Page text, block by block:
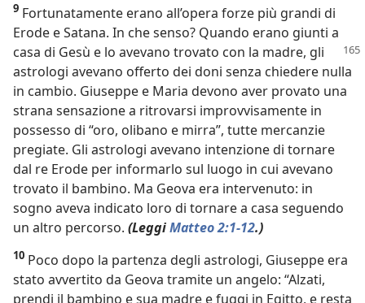
9 Fortunatamente erano all’opera forze più grandi di
Erode e Satana. In che senso? Quando erano giunti a
casa di Gesù e lo avevano trovato con la madre, gli
astrologi avevano offerto dei doni senza chiedere nulla
in cambio. Giuseppe e Maria devono aver provato una
strana sensazione a ritrovarsi improvvisamente in
possesso di “oro, olibano e mirra”, tutte mercanzie
pregiate. Gli astrologi avevano intenzione di tornare
dal re Erode per informarlo sul luogo in cui avevano
trovato il bambino. Ma Geova era intervenuto: in
sogno aveva indicato loro di tornare a casa seguendo
un altro percorso. (LeggiMatteo 2:1-12.)
10 Poco dopo la partenza degli astrologi, Giuseppe era
stato avvertito da Geova tramite un angelo: “Alzati,
prendi il bambino e sua madre e fuggi in Egitto, e resta